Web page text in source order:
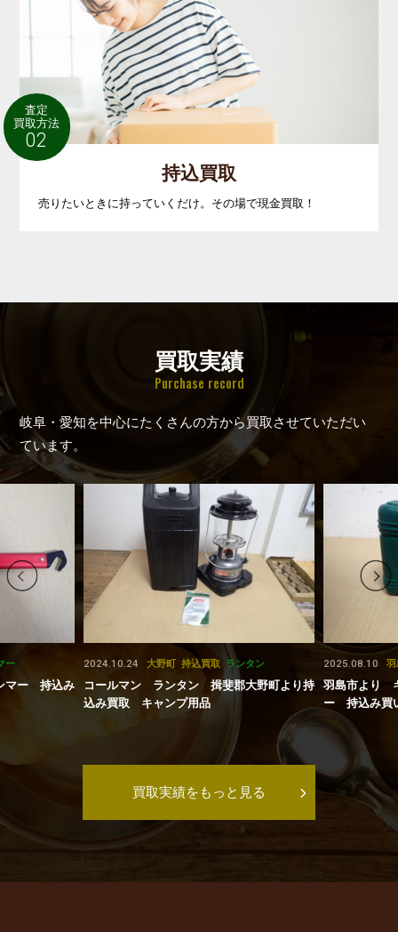
査定
買取方法
02
持込買取
売りたいときに持っていくだけ。その場で現金買取！
買取実績
Purchase record
岐阜・愛知を中心にたくさんの方から買取させていただい
ています。
ー
マー 持込み
2024.10.24 大野町 持込買取 ランタン
コールマン ランタン 揖斐郡大野町より持
込み買取 キャンプ用品
2025.08.10 羽
羽島市より
ー 持込み買
買取実績をもっと見る